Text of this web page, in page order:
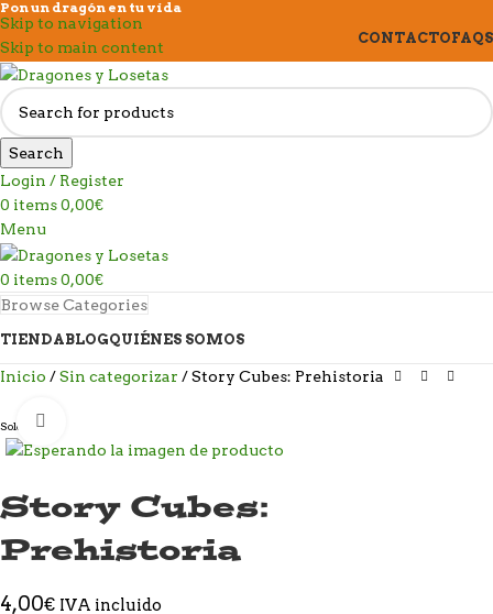
Skip to navigation
Skip to main content
Pon un dragón en tu vida
CONTACTOFAQS
Search
Login / Register
0 items0,00€
Menu
0 items0,00€
Browse Categories
TIENDABLOGQUIÉNES SOMOS
Inicio Sin categorizar Story Cubes: Prehistoria
Sold out
Story Cubes:
Prehistoria
4,00€ IVA incluido